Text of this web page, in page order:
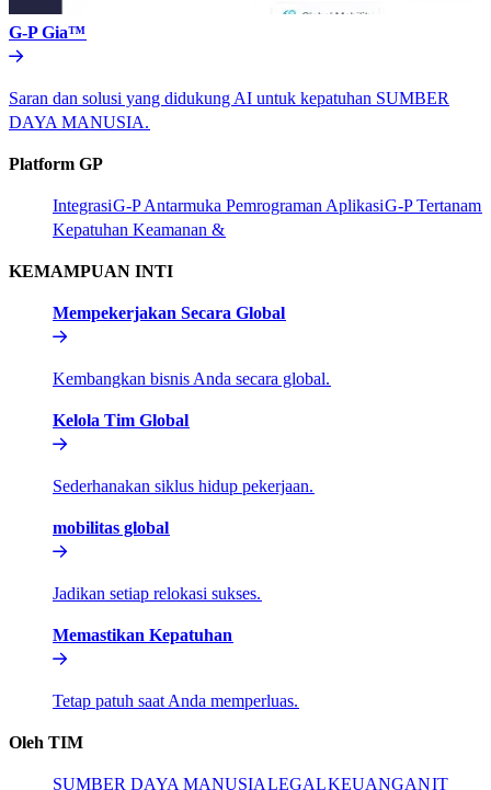
G-P Gia™​​
Saran dan solusi yang didukung AI untuk kepatuhan SUMBER
DAYA MANUSIA.​​
Platform GP​​
Integrasi​​G-P Antarmuka Pemrograman Aplikasi​​G-P Tertanam​​
Kepatuhan Keamanan &​​
KEMAMPUAN INTI​​
Mempekerjakan Secara Global​​
Kembangkan bisnis Anda secara global.​​
Kelola Tim Global​​
Sederhanakan siklus hidup pekerjaan.​​
mobilitas global​​
Jadikan setiap relokasi sukses.​​
Memastikan Kepatuhan​​
Tetap patuh saat Anda memperluas.​​
Oleh TIM​​
SUMBER DAYA MANUSIA​​LEGAL​​KEUANGAN​​IT​​